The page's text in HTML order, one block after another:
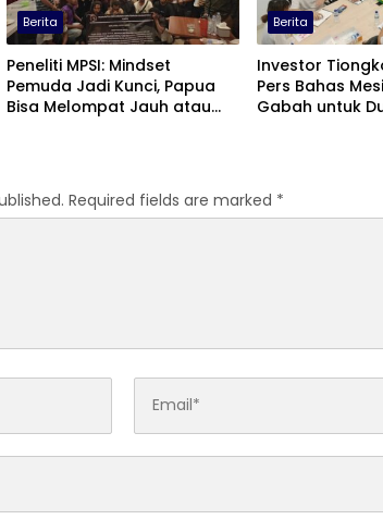
Berita
Peneliti MPSI: Mindset
Pemuda Jadi Kunci, Papua
Bisa Melompat Jauh atau
Berita
Investor
Pers Bahas
Gabah untuk
Required fields are marked *